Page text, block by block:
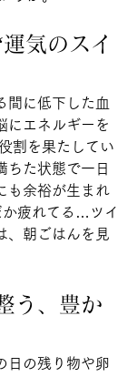
気のスイ
間に低下した血
にエネルギーを
割を果たしてい
ちた状態で一日
も余裕が生まれ
か疲れてる…ツイ
、朝ごはんを見
う、豊か
日の残り物や卵